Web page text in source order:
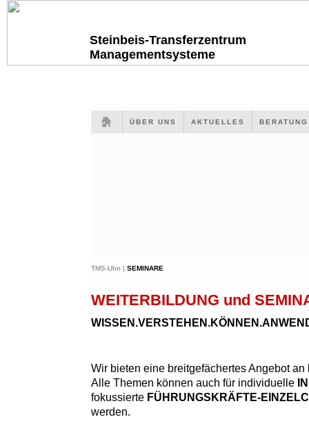
Steinbeis-Transferzentrum
Managementsysteme
ÜBER UNS AKTUELLES
TMS-Ulm | SEMINARE
WEITERBILDUNG und
Wir bieten eine breitgefächertes Angebot an
Alle Themen können auch für individuelle
fokussierte FÜHRUNGSKRÄFTE-
werden.